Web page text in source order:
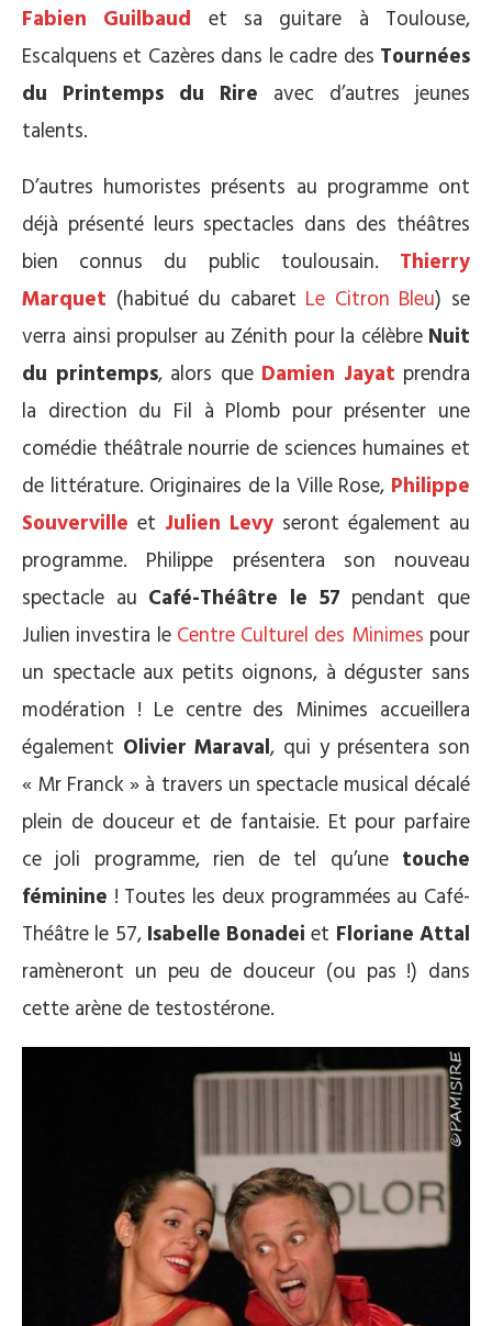
Fabien Guilbaud et sa guitare à Toulouse,
Escalquens et Cazères dans le cadre des Tournées
du Printemps du Rire avec d’autres jeunes
talents.
D’autres humoristes présents au programme ont
déjà présenté leurs spectacles dans des théâtres
bien connus du public toulousain.
Thierry
Marquet (habitué du cabaret Le Citron Bleu) se
verra ainsi propulser au Zénith pour la célèbre Nuit
du printemps, alors que Damien Jayat prendra
la direction du Fil à Plomb pour présenter une
comédie théâtrale nourrie de sciences humaines et
de littérature. Originaires de la Ville Rose, Philippe
Souverville et Julien Levy seront également au
programme. Philippe présentera son nouveau
spectacle au Café-Théâtre le 57 pendant que
Julien investira le Centre Culturel des Minimes pour
un spectacle aux petits oignons, à déguster sans
modération ! Le centre des Minimes accueillera
également Olivier Maraval, qui y présentera son
« Mr Franck » à travers un spectacle musical décalé
plein de douceur et de fantaisie. Et pour parfaire
ce joli programme, rien de tel qu’une touche
féminine ! Toutes les deux programmées au Café-
Théâtre le 57, Isabelle Bonadei et Floriane Attal
ramèneront un peu de douceur (ou pas !) dans
cette arène de testostérone.